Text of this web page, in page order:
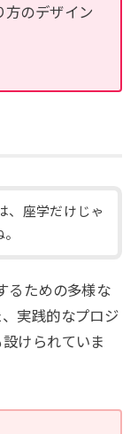
方のデザイン
、座学だけじゃ
るための多様な
実践的なプロジ
けられていま